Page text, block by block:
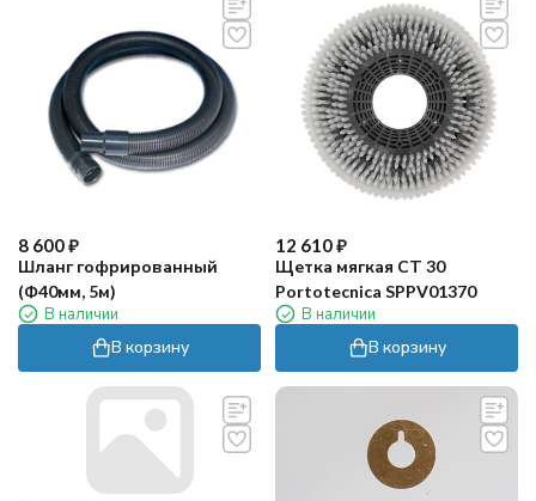
8 600₽
Шланг гофрированный
(Ф40мм, 5м)
В наличии
В корзину
12 610₽
Щетка мягкая СТ 30
Portotecnica SPPV01370
В наличии
В корзину